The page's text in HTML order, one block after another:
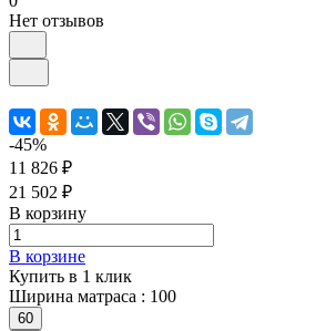
Нет отзывов
-45%
11 826 ₽
21 502 ₽
В корзину
В корзине
Купить в 1 клик
Ширина матраса : 100
60